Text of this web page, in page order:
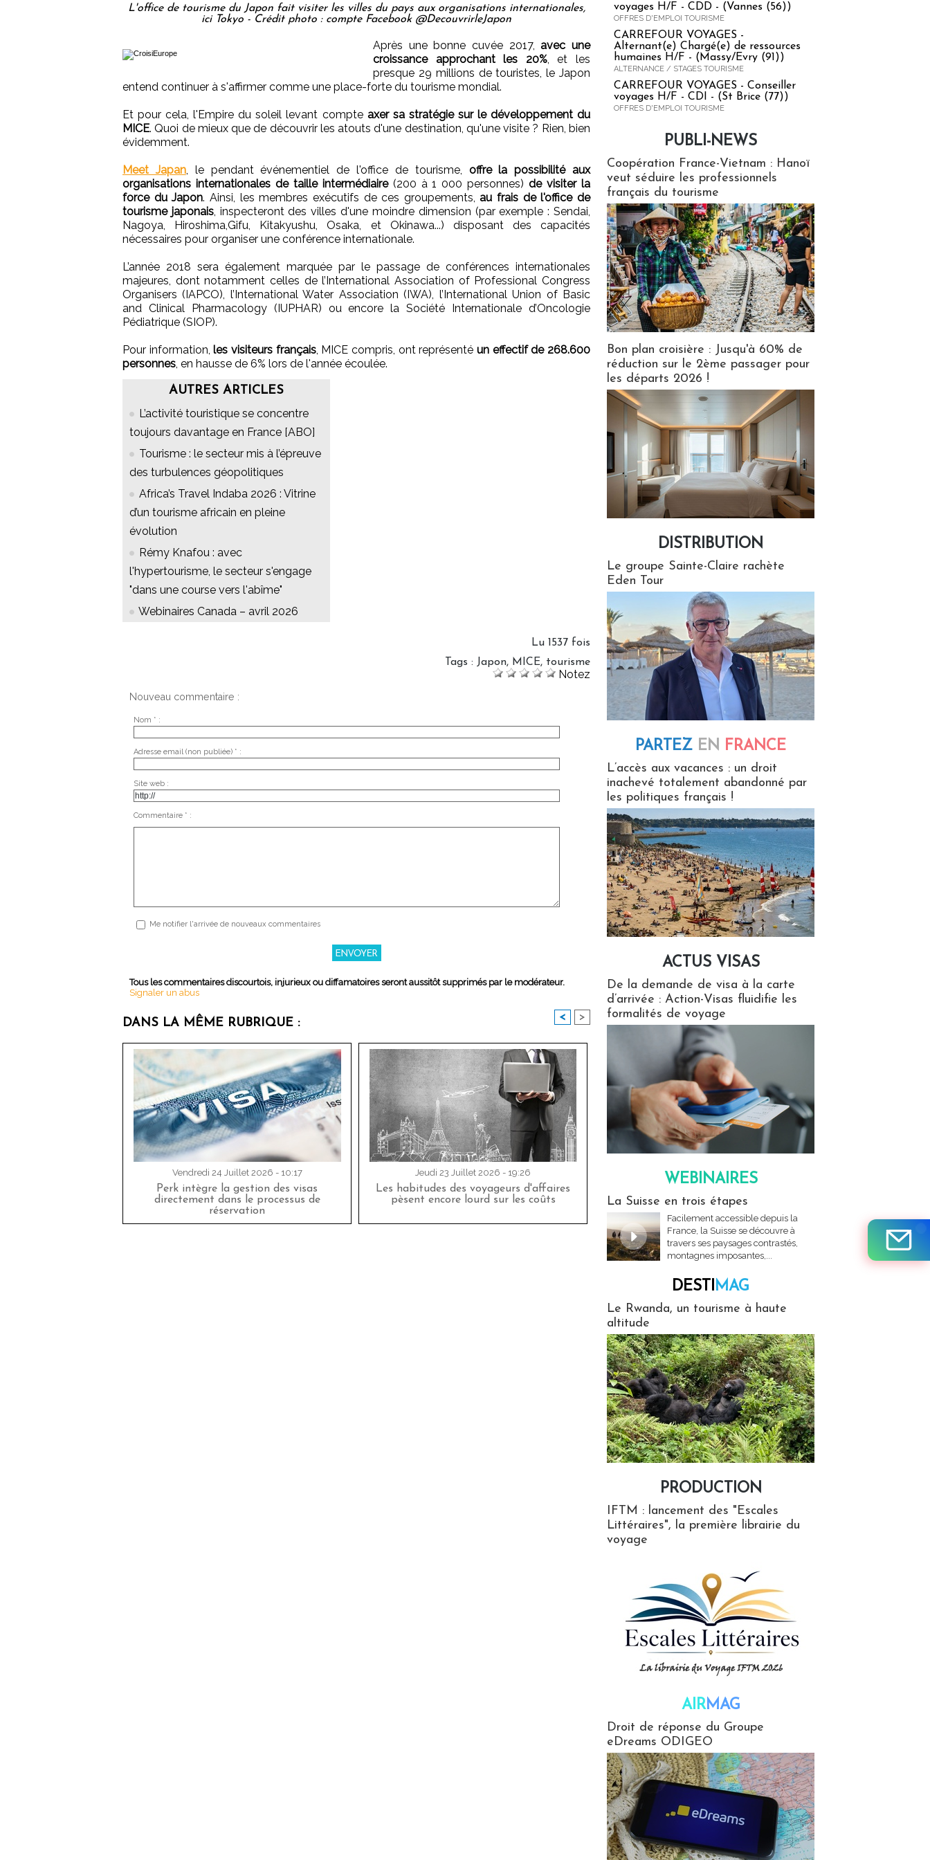
L'office de tourisme du Japon fait visiter les villes du pays aux organisations internationales,
ici Tokyo - Crédit photo : compte Facebook @DecouvrirleJapon
Après une bonne cuvée 2017,avec une
croissance approchant les 20%, et les
presque 29 millions de touristes, le Japon
entend continuer à s'affirmer comme une place-forte du tourisme mondial.
Et pour cela, l'Empire du soleil levant compte axer sa stratégie sur le développement du
MICE. Quoi de mieux que de découvrir les atouts d'une destination, qu'une visite ? Rien, bien
évidemment.
Meet Japan, le pendant événementiel de l'office de tourisme, offre la possibilité aux
organisations internationales de taille intermédiaire(200 à 1 000 personnes)de visiter la
force du Japon. Ainsi, les membres exécutifs de ces groupements, au frais de l'office de
tourisme japonais, inspecteront des villes d'une moindre dimension (par exemple : Sendai,
Nagoya, Hiroshima,Gifu, Kitakyushu, Osaka, et Okinawa...) disposant des capacités
nécessaires pour organiser une conférence internationale.
L’année 2018 sera également marquée par le passage de conférences internationales
majeures, dont notamment celles de l’International Association of Professional Congress
Organisers (IAPCO), l’International Water Association (IWA), l’International Union of Basic
and Clinical Pharmacology (IUPHAR) ou encore la Société Internationale d’Oncologie
Pédiatrique (SIOP).
Pour information,les visiteurs français, MICE compris, ont représentéun effectif de 268.600
personnes, en hausse de 6% lors de l'année écoulée.
AUTRES ARTICLES
L’activité touristique se concentre
toujours davantage en France [ABO]
Tourisme : le secteur mis à l’épreuve
des turbulences géopolitiques
Africa’s Travel Indaba 2026 : Vitrine
d’un tourisme africain en pleine
évolution
Rémy Knafou : avec
l'hypertourisme, le secteur s'engage
"dans une course vers l'abîme"
Webinaires Canada – avril 2026
Lu 1537 fois
Tags : Japon, MICE, tourisme
Notez
Nouveau commentaire :
Nom * :
Adresse email (non publiée) * :
Site web :
Commentaire * :
Me notifier l'arrivée de nouveaux commentaires
Tous les commentaires discourtois, injurieux ou diffamatoires seront aussitôt supprimés par le modérateur.
Signaler un abus
DANS LA MÊME RUBRIQUE : < >
Vendredi 24 Juillet 2026 - 10:17
Perk intègre la gestion des visas
directement dans le processus de
réservation
Jeudi 23 Juillet 2026 - 19:26
Les habitudes des voyageurs d'affaires
pèsent encore lourd sur les coûts
voyages H/F - CDD - (Vannes (56))
OFFRES D'EMPLOI TOURISME
CARREFOUR VOYAGES -
Alternant(e) Chargé(e) de ressources
humaines H/F - (Massy/Evry (91))
ALTERNANCE / STAGES TOURISME
CARREFOUR VOYAGES - Conseiller
voyages H/F - CDI - (St Brice (77))
OFFRES D'EMPLOI TOURISME
PUBLI-NEWS
Coopération France-Vietnam : Hanoï
veut séduire les professionnels
français du tourisme
Bon plan croisière : Jusqu'à 60% de
réduction sur le 2ème passager pour
les départs 2026 !
DISTRIBUTION
Le groupe Sainte-Claire rachète
Eden Tour
PARTEZ EN FRANCE
L’accès aux vacances : un droit
inachevé totalement abandonné par
les politiques français !
ACTUS VISAS
De la demande de visa à la carte
d’arrivée : Action-Visas fluidifie les
formalités de voyage
WEBINAIRES
La Suisse en trois étapes
Facilement accessible depuis la
France, la Suisse se découvre à
travers ses paysages contrastés,
montagnes imposantes,...
DESTIMAG
Le Rwanda, un tourisme à haute
altitude
PRODUCTION
IFTM : lancement des "Escales
Littéraires", la première librairie du
voyage
AIRMAG
Droit de réponse du Groupe
eDreams ODIGEO